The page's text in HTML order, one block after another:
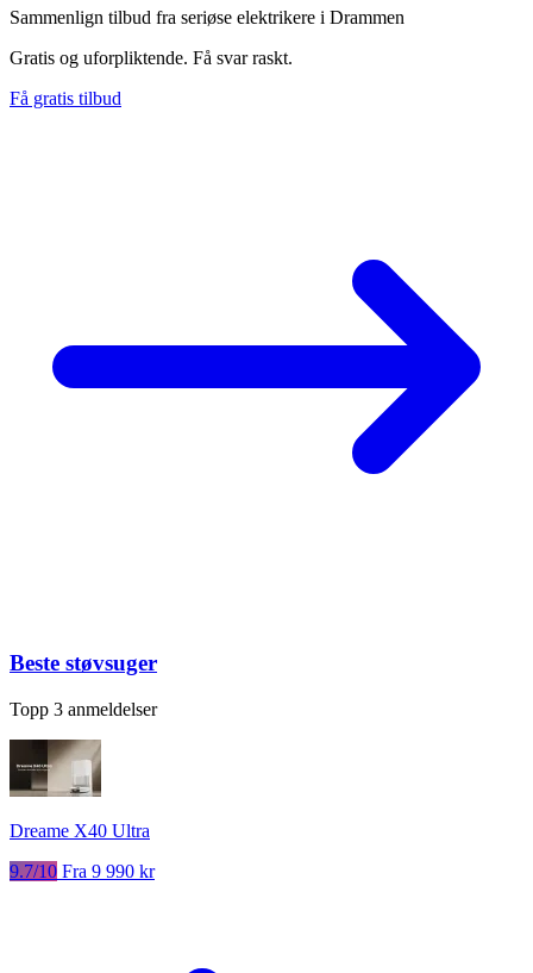
Sammenlign tilbud fra seriøse elektrikere i Drammen
Gratis og uforpliktende. Få svar raskt.
Få gratis tilbud
Beste støvsuger
Topp 3 anmeldelser
Dreame X40 Ultra
9.7/10 Fra 9 990 kr